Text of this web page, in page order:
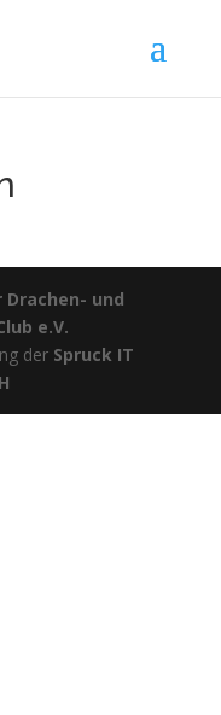
Drachen- und
e.V.
der Spruck IT